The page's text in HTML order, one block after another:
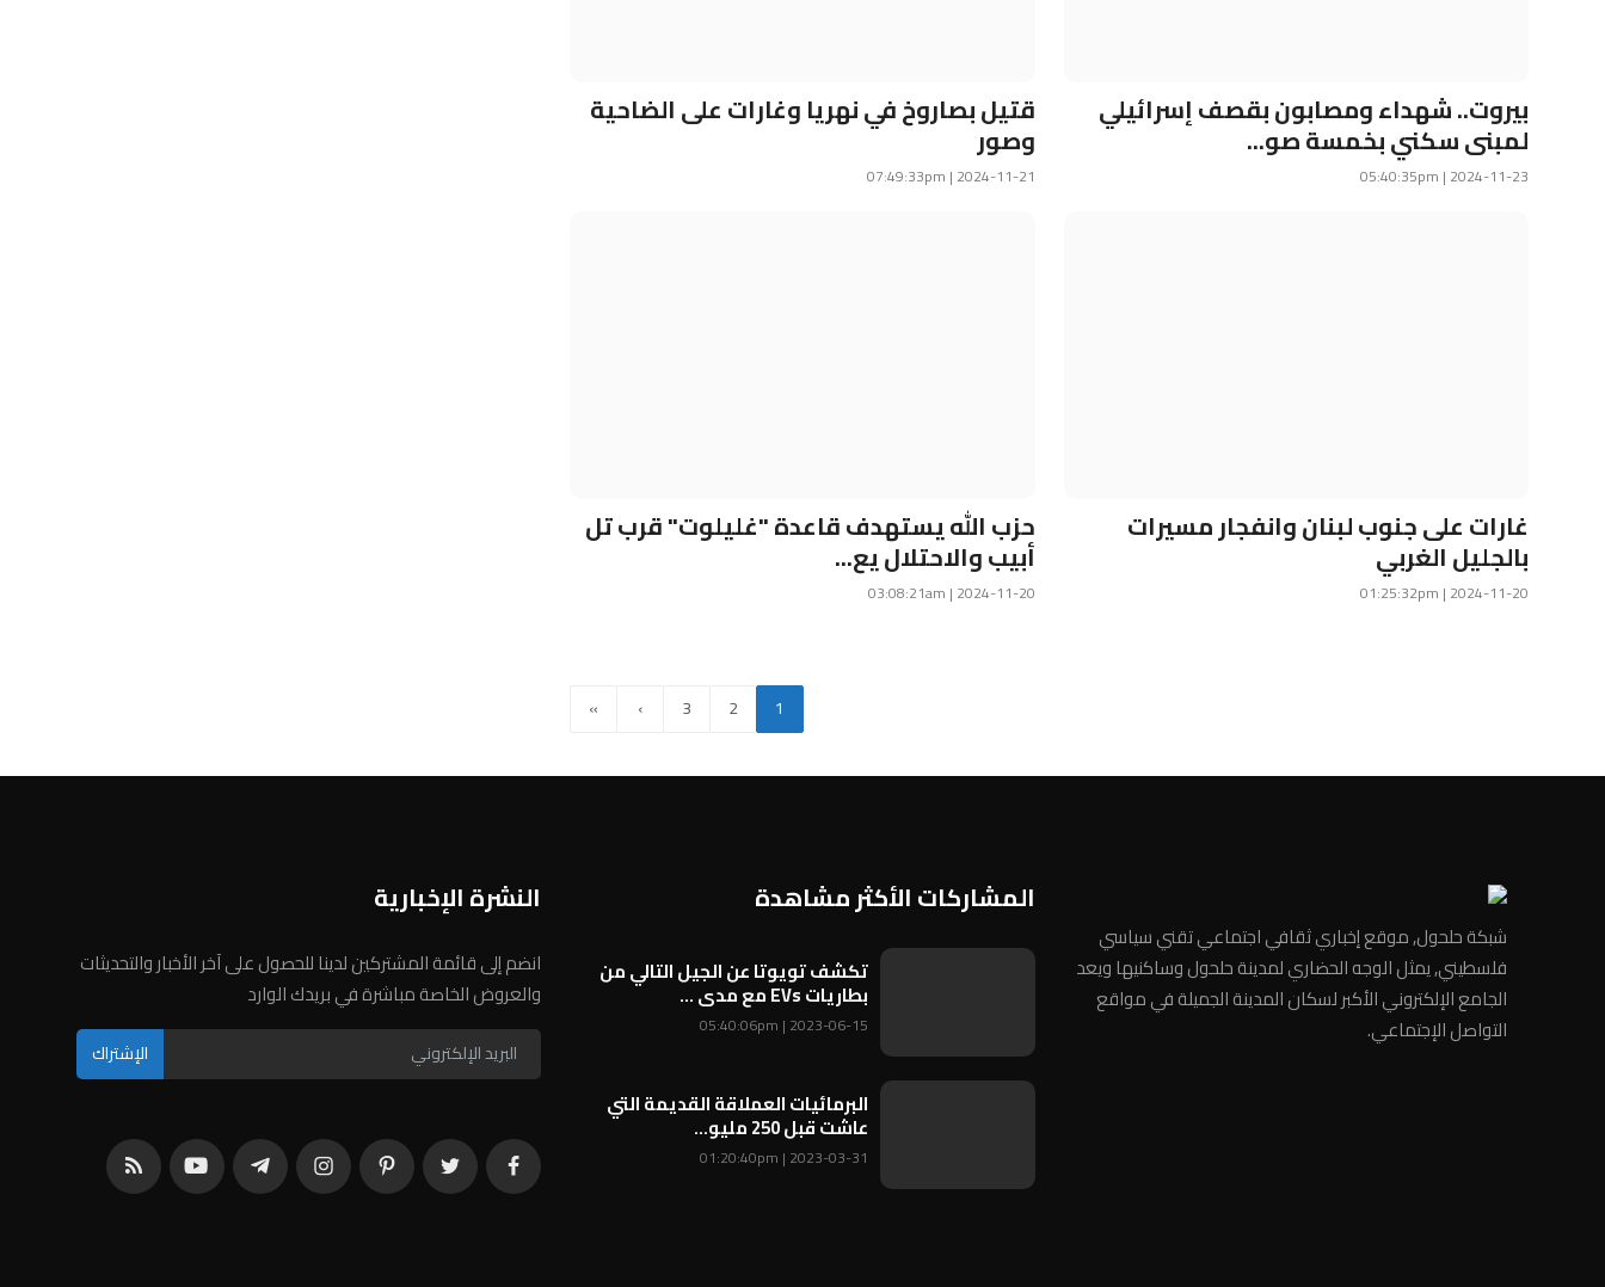
بيروت.. شهداء ومصابون بقصف إسرائيلي
لمبنى سكني بخمسة صو...
2024-11-23 | 05:40:35pm
قتيل بصاروخ في نهريا وغارات على الضاحية
وصور
2024-11-21 | 07:49:33pm
غارات على جنوب لبنان وانفجار مسيرات
بالجليل الغربي
2024-11-20 | 01:25:32pm
حزب الله يستهدف قاعدة "غليلوت" قرب تل
أبيب والاحتلال يع...
2024-11-20 | 03:08:21am
1
2
3
›
»
شبكة حلحول, موقع إخباري ثقافي اجتماعي تقني سياسي
فلسطيني, يمثل الوجه الحضاري لمدينة حلحول وساكنيها ويعد
الجامع الإلكتروني الأكبر لسكان المدينة الجميلة في مواقع
التواصل الإجتماعي.
المشاركات الأكثر مشاهدة
تكشف تويوتا عن الجيل التالي من
بطاريات EVs مع مدى ...
2023-06-15 | 05:40:06pm
البرمائيات العملاقة القديمة التي
عاشت قبل 250 مليو...
2023-03-31 | 01:20:40pm
النشرة الإخبارية
انضم إلى قائمة المشتركين لدينا للحصول على آخر الأخبار والتحديثات
والعروض الخاصة مباشرة في بريدك الوارد
الإشتراك